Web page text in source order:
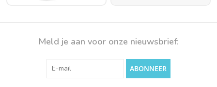
Meld je aan voor onze nieuwsbrief:
ABONNEER